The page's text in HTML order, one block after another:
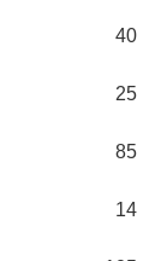
40
25
85
14